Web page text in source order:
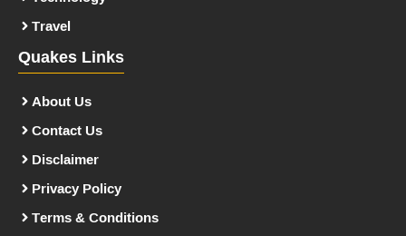
Travel
Quakes Links
About Us
Contact Us
Disclaimer
Privacy Policy
Terms & Conditions